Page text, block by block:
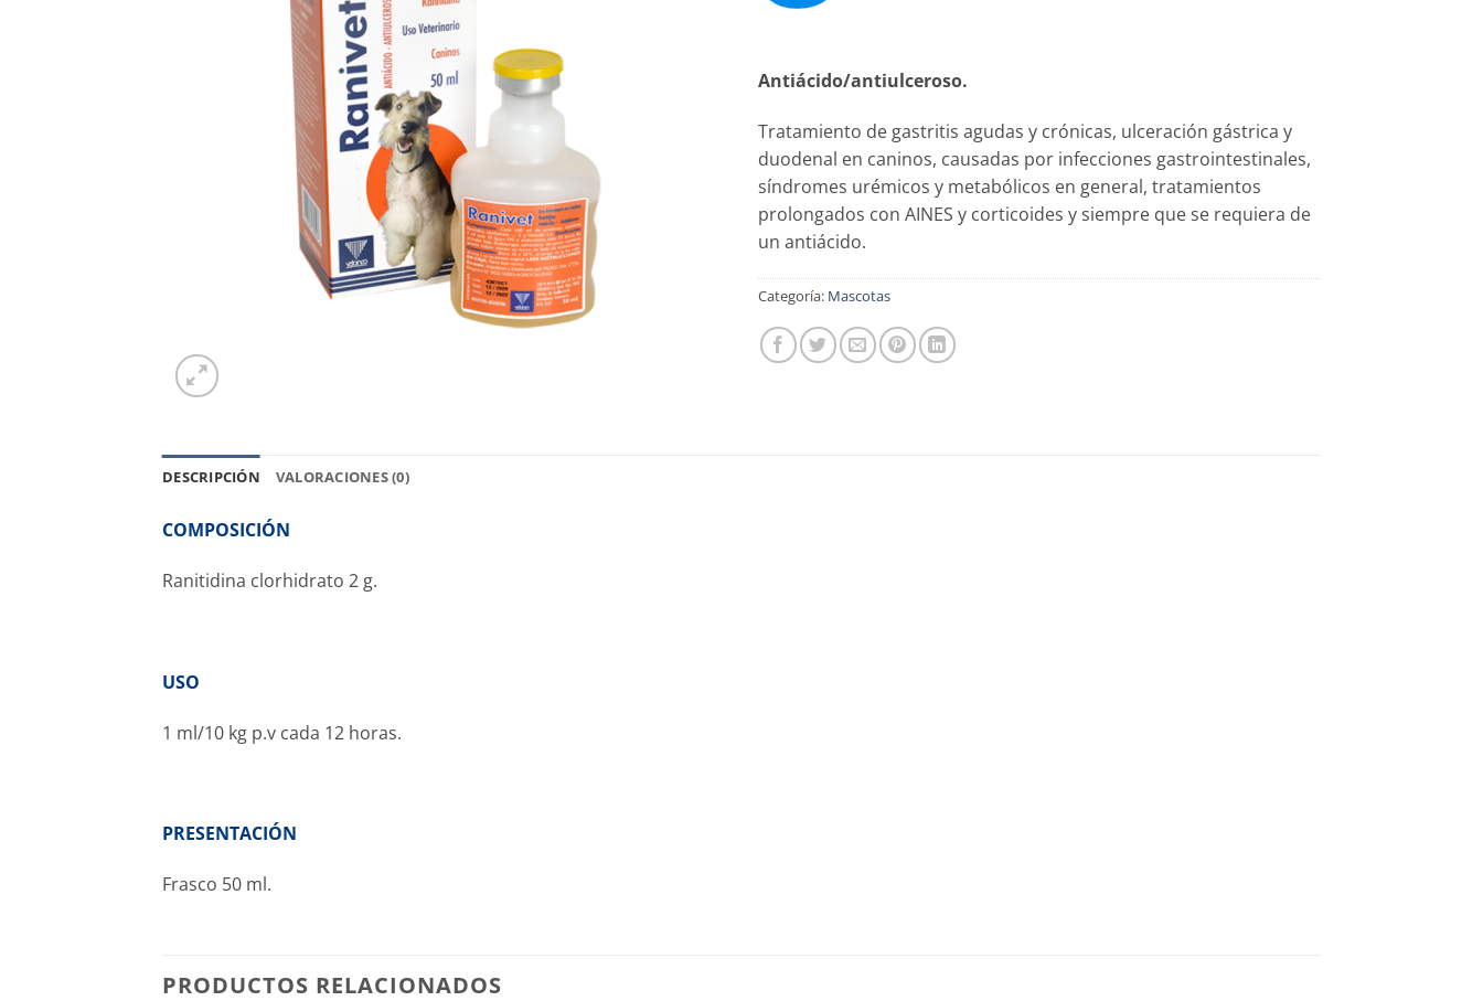
Antiácido/antiulceroso.
Tratamiento de gastritis agudas y crónicas, ulceración gástrica y
duodenal en caninos, causadas por infecciones gastrointestinales,
síndromes urémicos y metabólicos en general, tratamientos
prolongados con AINES y corticoides y siempre que se requiera de
un antiácido.
Categoría: Mascotas
DESCRIPCIÓN VALORACIONES (0)
COMPOSICIÓN
Ranitidina clorhidrato 2 g.
USO
1 ml/10 kg p.v cada 12 horas.
PRESENTACIÓN
Frasco 50 ml.
PRODUCTOS RELACIONADOS